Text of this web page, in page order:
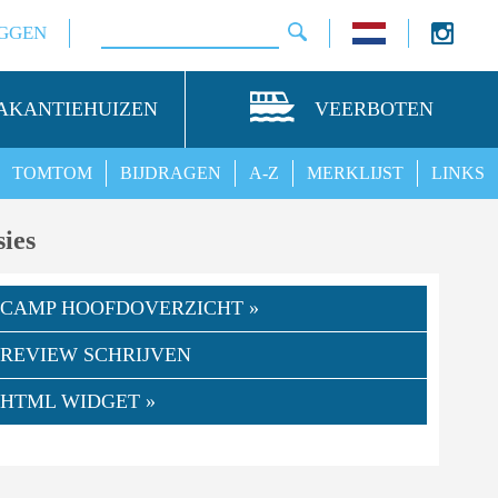
VEERBOTEN
LINKS
MERKLIJST
A-Z
BIJDRAGEN
TOMTOM
CAMP HOOFDOVERZICHT »
REVIEW SCHRIJVEN
HTML WIDGET »